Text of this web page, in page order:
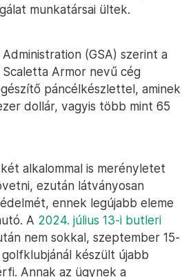
munkatársai ültek.
(GSA) szerint a
Armor nevű cég
páncélkészlettel, aminek
dollár, vagyis több mint 65
alkalommal is merényletet
ezután látványosan
ennek legújabb eleme
A 2024. július 13-i butleri
nem sokkal, szeptember 15-
készült újabb
Annak az ügynek a